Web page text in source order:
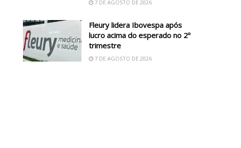
7 DE AGOSTO DE 2026
Fleury lidera Ibovespa após
lucro acima do esperado no 2º
trimestre
7 DE AGOSTO DE 2026